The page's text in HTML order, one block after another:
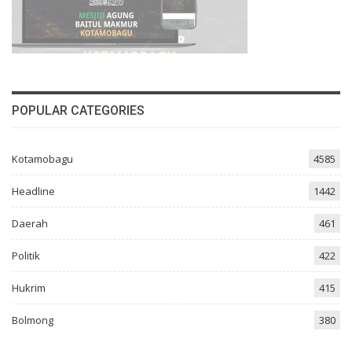
POPULAR CATEGORIES
Kotamobagu 4585
Headline 1442
Daerah 461
Politik 422
Hukrim 415
Bolmong 380